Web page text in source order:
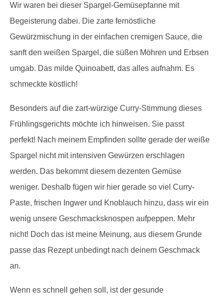
Wir waren bei dieser Spargel-Gemüsepfanne mit
Begeisterung dabei. Die zarte fernöstliche
Gewürzmischung in der einfachen cremigen Sauce, die
sanft den weißen Spargel, die süßen Möhren und Erbsen
umgab. Das milde Quinoabett, das alles aufnahm. Es
schmeckte köstlich!
Besonders auf die zart-würzige Curry-Stimmung dieses
Frühlingsgerichts möchte ich hinweisen. Sie passt
perfekt! Nach meinem Empfinden sollte gerade der weiße
Spargel nicht mit intensiven Gewürzen erschlagen
werden. Das bekommt diesem dezenten Gemüse
weniger. Deshalb fügen wir hier gerade so viel Curry-
Paste, frischen Ingwer und Knoblauch hinzu, dass wir ein
wenig unsere Geschmacksknospen aufpeppen. Mehr
nicht! Doch das ist meine Meinung, aus diesem Grunde
passe das Rezept unbedingt nach deinem Geschmack
an.
Wenn es schnell gehen soll, ist der gesunde